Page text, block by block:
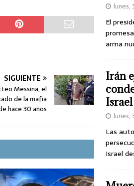
SIGUIENTE
Messina, el
de la mafia
hace 30 años
lunes,
El
arma
Irán
Israel
lunes,
Las
Israel